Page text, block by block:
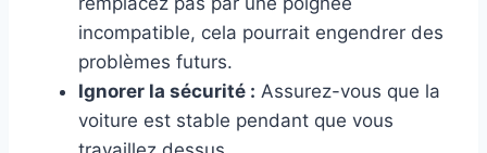
incompatible, cela pourrait engendrer des
problèmes futurs.
Ignorer la sécurité : Assurez-vous que la
voiture est stable pendant que vous